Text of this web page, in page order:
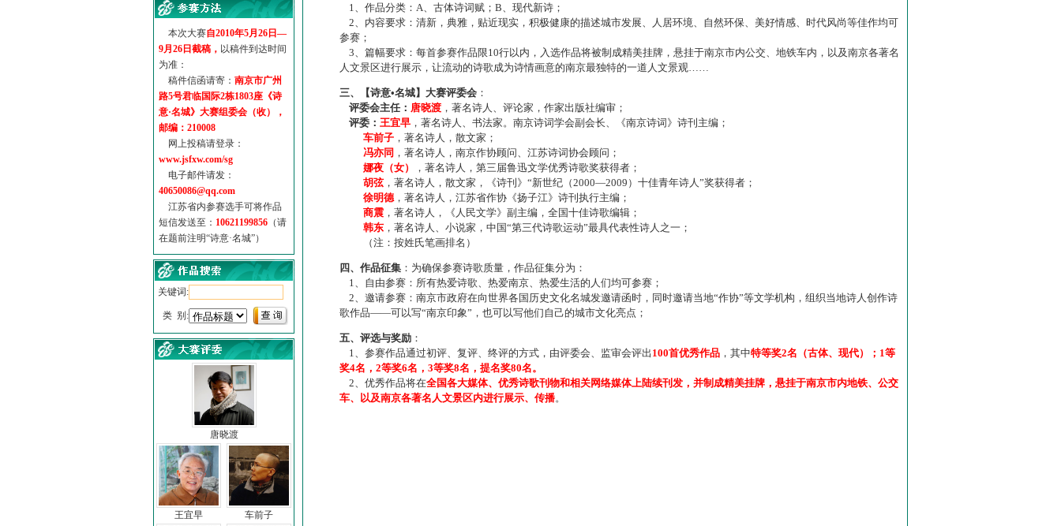
诗意名城·地铁时间
地铁完美呈现【诗意·名城...
参赛作品多达5000多首
“诗意·名城”晒诗会
特别通知--致广大诗词爱好...
本次大赛自2010年5月26日—
9月26日截稿， 以稿件到达时间
为准：
稿件信函请寄： 南京市广州
路5号君临国际2栋1803座《诗
意·名城》大赛组委会（收），
邮编：210008
网上投稿请登录：
www.jsfxw.com/sg
电子邮件请发：
40650086@qq.com
江苏省内参赛选手可将作品
短信发送至： 10621199856 （请
在题前注明“诗意·名城”）
关键词:
类 别:
唐晓渡
王宜早 车前子
1、作品分类：A、古体诗词赋；B、现代新诗；
2、内容要求：清新，典雅，贴近现实，积极健康的描述城市发展、人居环境、自然环保、美好情感、时代风尚等佳作均可
参赛；
3、篇幅要求：每首参赛作品限10行以内，入选作品将被制成精美挂牌，悬挂于南京市内公交、地铁车内，以及南京各著名
人文景区进行展示，让流动的诗歌成为诗情画意的南京最独特的一道人文景观……
三、【诗意•名城】大赛评委会 ：
评委会主任： 唐晓渡 ，著名诗人、评论家，作家出版社编审；
评委： 王宜早 ，著名诗人、书法家。南京诗词学会副会长、《南京诗词》诗刊主编；
车前子 ，著名诗人，散文家；
冯亦同 ，著名诗人，南京作协顾问、江苏诗词协会顾问；
娜夜（女）
，著名诗人，第三届鲁迅文学优秀诗歌奖获得者；
胡弦，著名诗人，散文家，《诗刊》“新世纪（2000—2009）十佳青年诗人”奖获得者；
徐明德，著名诗人，江苏省作协《扬子江》诗刊执行主编；
商震 ，著名诗人，《人民文学》副主编，全国十佳诗歌编辑；
韩东 ，著名诗人、小说家，中国“第三代诗歌运动”最具代表性诗人之一；
（注：按姓氏笔画排名）
四、作品征集 ：为确保参赛诗歌质量，作品征集分为：
1、自由参赛：所有热爱诗歌、热爱南京、热爱生活的人们均可参赛；
2、邀请参赛：南京市政府在向世界各国历史文化名城发邀请函时，同时邀请当地“作协”等文学机构，组织当地诗人创作诗
歌作品——可以写“南京印象”，也可以写他们自己的城市文化亮点；
五、评选与奖励 ：
1、参赛作品通过初评、复评、终评的方式，由评委会、监审会评出 100首优秀作品 ，其中特等奖2名（古体、现代）；1等
奖4名，2等奖6名，3等奖8名，提名奖80名。
2、优秀作品将在全国各大媒体、优秀诗歌刊物和相关网络媒体上陆续刊发，并制成精美挂牌，悬挂于南京市内地铁、公交
车、以及南京各著名人文景区内进行展示、传播。